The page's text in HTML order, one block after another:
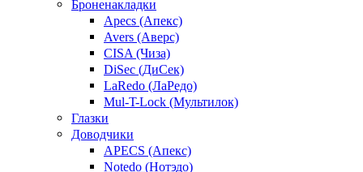
Броненакладки
Apecs (Апекс)
Avers (Аверс)
CISA (Чиза)
DiSec (ДиСек)
LaRedo (ЛаРедо)
Mul-T-Lock (Мультилок)
Глазки
Доводчики
APECS (Апекс)
Notedo (Нотэдо)